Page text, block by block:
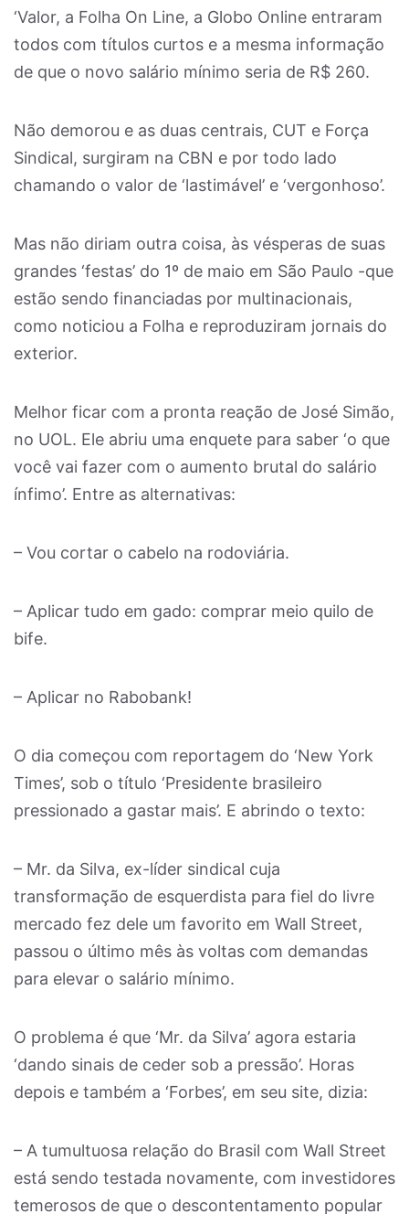
‘Valor, a Folha On Line, a Globo Online entraram
todos com títulos curtos e a mesma informação
de que o novo salário mínimo seria de R$ 260.
Não demorou e as duas centrais, CUT e Força
Sindical, surgiram na CBN e por todo lado
chamando o valor de ‘lastimável’ e ‘vergonhoso’.
Mas não diriam outra coisa, às vésperas de suas
grandes ‘festas’ do 1º de maio em São Paulo -que
estão sendo financiadas por multinacionais,
como noticiou a Folha e reproduziram jornais do
exterior.
Melhor ficar com a pronta reação de José Simão,
no UOL. Ele abriu uma enquete para saber ‘o que
você vai fazer com o aumento brutal do salário
ínfimo’. Entre as alternativas:
– Vou cortar o cabelo na rodoviária.
– Aplicar tudo em gado: comprar meio quilo de
bife.
– Aplicar no Rabobank!
O dia começou com reportagem do ‘New York
Times’, sob o título ‘Presidente brasileiro
pressionado a gastar mais’. E abrindo o texto:
– Mr. da Silva, ex-líder sindical cuja
transformação de esquerdista para fiel do livre
mercado fez dele um favorito em Wall Street,
passou o último mês às voltas com demandas
para elevar o salário mínimo.
O problema é que ‘Mr. da Silva’ agora estaria
‘dando sinais de ceder sob a pressão’. Horas
depois e também a ‘Forbes’, em seu site, dizia:
– A tumultuosa relação do Brasil com Wall Street
está sendo testada novamente, com investidores
temerosos de que o descontentamento popular